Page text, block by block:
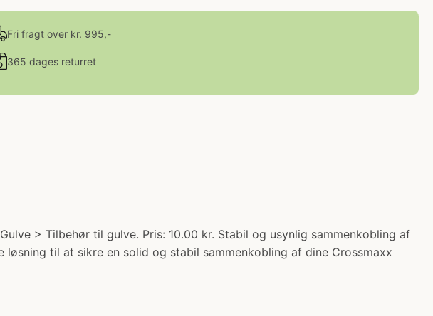
Fri fragt over kr. 995,-
365 dages returret
> Tilbehør til gulve. Pris: 10.00 kr. Stabil og usynlig sammenkobling af
til at sikre en solid og stabil sammenkobling af dine Crossmaxx